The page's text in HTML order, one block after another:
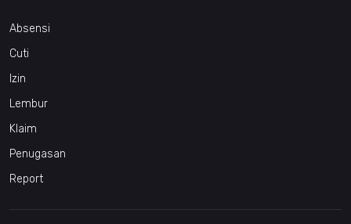
Absensi
Cuti
Izin
Lembur
Klaim
Penugasan
Report